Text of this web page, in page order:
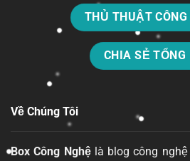
THỦ THUẬT CÔNG
CHIA SẺ TỔNG
Về Chúng Tôi
Box Công Nghệlà blog công